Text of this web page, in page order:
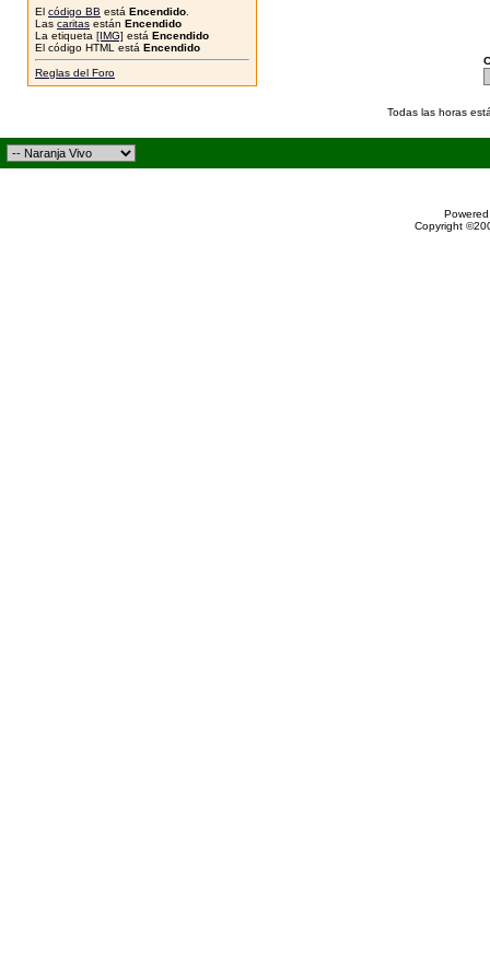
El código BB está Encendido
Las caritas están Encendido
La etiqueta [IMG] está Encendido
El código HTML está Encendido
Reglas del Foro
Todas las horas
Copyright